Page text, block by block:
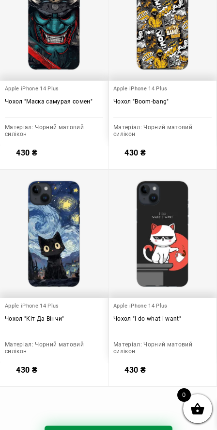
Apple iPhone 14 Plus
Чохол "Маска самурая сомен"
Матеріал: Чорний матовий
силікон
430 ₴
Apple iPhone 14 Plus
Чохол "Boom-bang"
Матеріал: Чорний матовий
силікон
430 ₴
Apple iPhone 14 Plus
Чохол "Кіт Да Вінчи"
Матеріал: Чорний матовий
силікон
430 ₴
Apple iPhone 14 Plus
Чохол "I do what i want"
Матеріал: Чорний матовий
силікон
430 ₴
0